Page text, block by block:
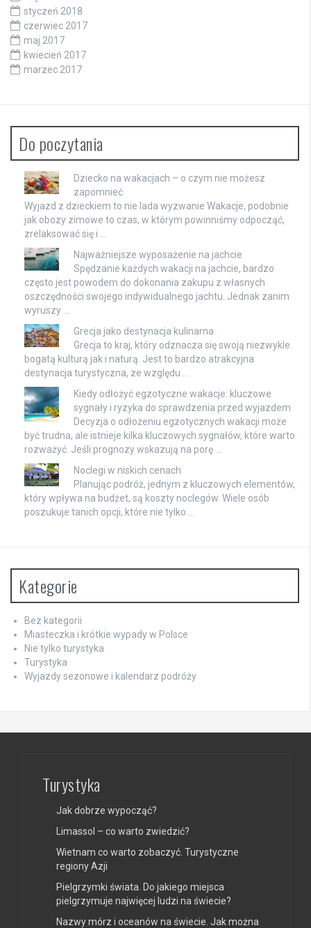
styczeń 2018
czerwiec 2017
maj 2017
kwiecień 2017
marzec 2017
Do poczytania
Dziecko na wakacjach – o czym nie możesz
zapomnieć
Wyjazd z dzieckiem to nie lada wyzwanie Wakacje, podobnie
jak obozy zimowe to czas, w którym powinniśmy odpocząć,
zrelaksować się i …
Najważniejsze wyposażenie na jachcie
Spędzanie każdych wakacji na jachcie, bardzo
często jest powodem do dokonania zakupu z własnych
oszczędności swojego indywidualnego jachtu. Jednak zanim
wyruszy …
Grecja jako destynacja kulinarna
Grecja to kraj, który odznacza się swoją niezwykle
bogatą kulturą jak i naturą. Jest to bardzo atrakcyjna
destynacja turystyczna, ze względu …
Kiedy odłożyć egzotyczne wakacje: kluczowe
sygnały i ryzyka do sprawdzenia przed wyjazdem
Decyzja o odłożeniu egzotycznych wakacji może
być trudna, ale istnieje kilka kluczowych sygnałów, które warto
rozważyć. Jeśli prognozy wskazują na porę …
Noclegi w niskich cenach
Planując podróż, jednym z kluczowych elementów,
który wpływa na budżet, są koszty noclegów. Wiele osób
poszukuje tanich opcji, które nie tylko …
Kategorie
Bez kategorii
Miasteczka i krótkie wypady w Polsce
Nie tylko turystyka
Turystyka
Wyjazdy sezonowe i kalendarz podróży
Turystyka
Jak dobrze wypocząć?
Limassol – co warto zwiedzić?
Wietnam co warto zobaczyć. Turystyczne
regiony Azji
Pielgrzymki świata. Do jakiego miejsca
pielgrzymuje najwięcej ludzi na świecie?
Nazwy mórz i oceanów na świecie. Jak można